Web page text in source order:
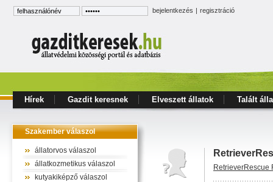
bejelentkezés | regisztráció
Hírek Gazdit keresnek Elveszett állatok Talált
Szakember válaszol
állatorvos válaszol
állatkozmetikus válaszol
kutyakiképző válaszol
RetrieverRescue